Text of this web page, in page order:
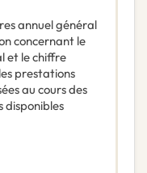
annuel général
concernant le
et le chiffre
prestations
au cours des
disponibles